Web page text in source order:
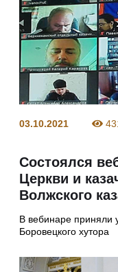
03.10.2021
Состоялся
Церкви и
Волжского
В вебинаре приняли
Боровецкого хутора